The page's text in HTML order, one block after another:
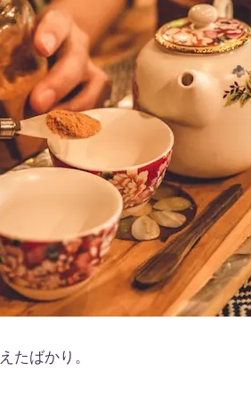
たばかり。